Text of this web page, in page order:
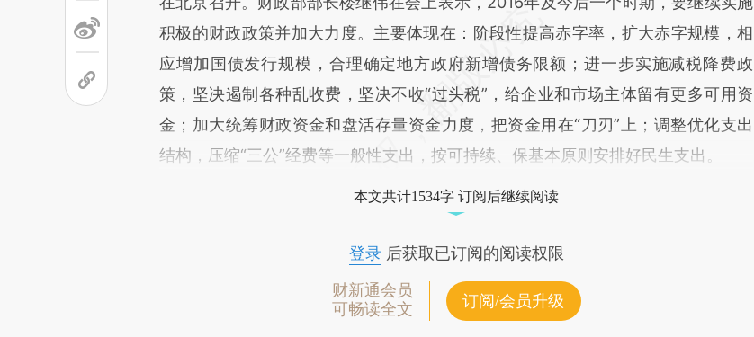
积极的财政政策并加大力度。主要体现在：阶段性提高赤字率，扩大赤字规模，相
应增加国债发行规模，合理确定地方政府新增债务限额；进一步实施减税降费政
策，坚决遏制各种乱收费，坚决不收“过头税”，给企业和市场主体留有更多可用资
金；加大统筹财政资金和盘活存量资金力度，把资金用在“刀刃”上；调整优化支出
结构，压缩“三公”经费等一般性支出，按可持续、保基本原则安排好民生支出。
本文共计1534字 订阅后继续阅读
登录后获取已订阅的阅读权限
财新通会员
可畅读全文
订阅/会员升级